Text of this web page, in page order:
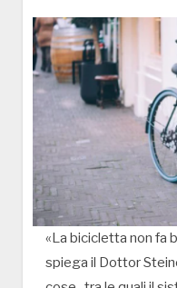
«La bicicletta non fa
spiega il Dottor